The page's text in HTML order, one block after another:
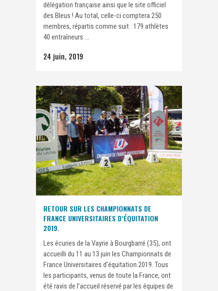
délégation française ainsi que le site officiel
des Bleus ! Au total, celle-ci comptera 250
membres, répartis comme suit : 179 athlètes
40 entraîneurs ...
24 juin, 2019
RETOUR SUR LES CHAMPIONNATS DE
FRANCE UNIVERSITAIRES D’ÉQUITATION
2019.
Les écuries de la Vayrie à Bourgbarré (35), ont
accueilli du 11 au 13 juin les Championnats de
France Universitaires d'équitation 2019. Tous
les participants, venus de toute la France, ont
été ravis de l’accueil réservé par les équipes de